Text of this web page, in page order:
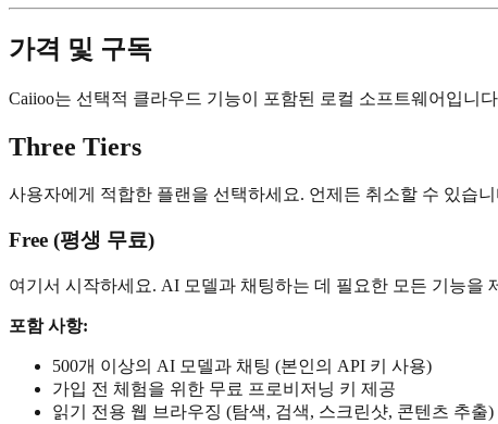
가격 및 구독
Caiioo는 선택적 클라우드 기능이 포함된 로컬 소프트웨어입니
Three Tiers
사용자에게 적합한 플랜을 선택하세요. 언제든 취소할 수 있습니
Free (평생 무료)
여기서 시작하세요. AI 모델과 채팅하는 데 필요한 모든 기능을
포함 사항:
500개 이상의 AI 모델과 채팅 (본인의 API 키 사용)
가입 전 체험을 위한 무료 프로비저닝 키 제공
읽기 전용 웹 브라우징 (탐색, 검색, 스크린샷, 콘텐츠 추출)